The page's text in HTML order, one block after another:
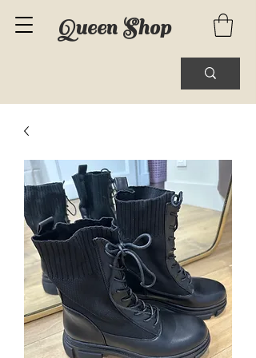
Queen Shop